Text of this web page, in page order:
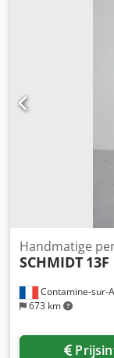
Contamine-sur-
673 km
Handmatige
SCHMIDT 13F